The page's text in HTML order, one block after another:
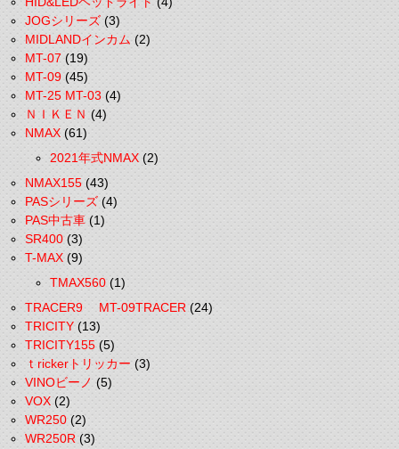
JOGシリーズ(3)
MIDLANDインカム(2)
MT-07(19)
MT-09(45)
MT-25 MT-03(4)
ＮＩＫＥＮ(4)
NMAX(61)
2021年式NMAX(2)
NMAX155(43)
PASシリーズ(4)
PAS中古車(1)
SR400(3)
T-MAX(9)
TMAX560(1)
TRACER9 MT-09TRACER(24)
TRICITY(13)
TRICITY155(5)
ｔrickerトリッカー(3)
VINOビーノ(5)
VOX(2)
WR250(2)
WR250R(3)